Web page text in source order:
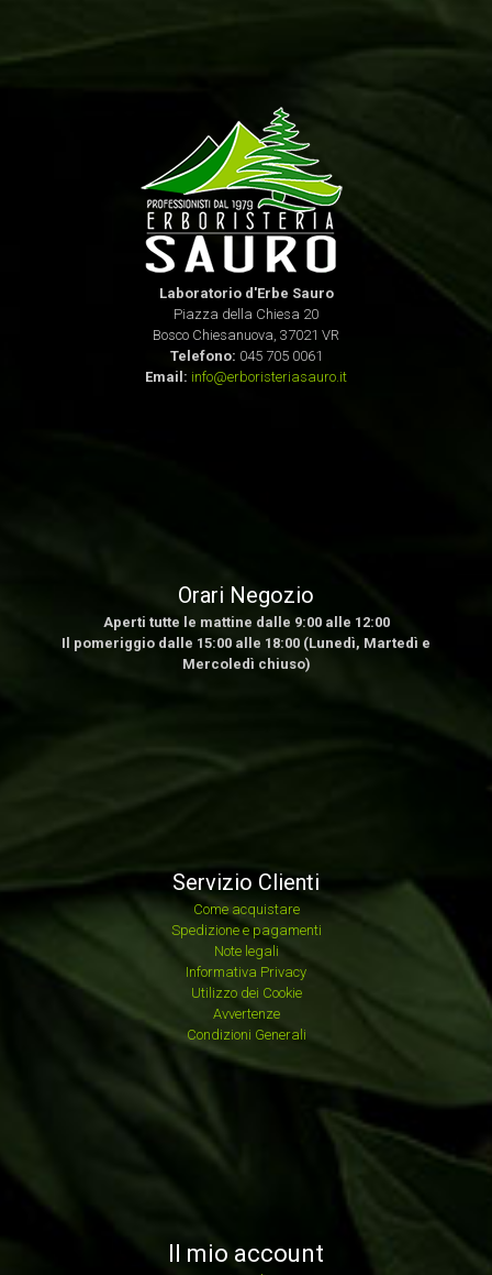
Laboratorio d'Erbe Sauro
Piazza della Chiesa 20
Bosco Chiesanuova, 37021 VR
Telefono: 045 705 0061
Email: info@erboristeriasauro.it
Orari Negozio
Aperti tutte le mattine dalle 9:00 alle 12:00
Il pomeriggio dalle 15:00 alle 18:00 (Lunedì, Martedì e
Mercoledì chiuso)
Servizio Clienti
Come acquistare
Spedizione e pagamenti
Note legali
Informativa Privacy
Utilizzo dei Cookie
Avvertenze
Condizioni Generali
Il mio account